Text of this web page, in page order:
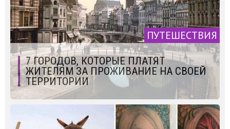
ПУТЕШЕСТВИЯ
7 ГОРОДОВ, КОТОРЫЕ ПЛАТЯТ
ЖИТЕЛЯМ ЗА ПРОЖИВАНИЕ НА СВОЕЙ
ТЕРРИТОРИИ